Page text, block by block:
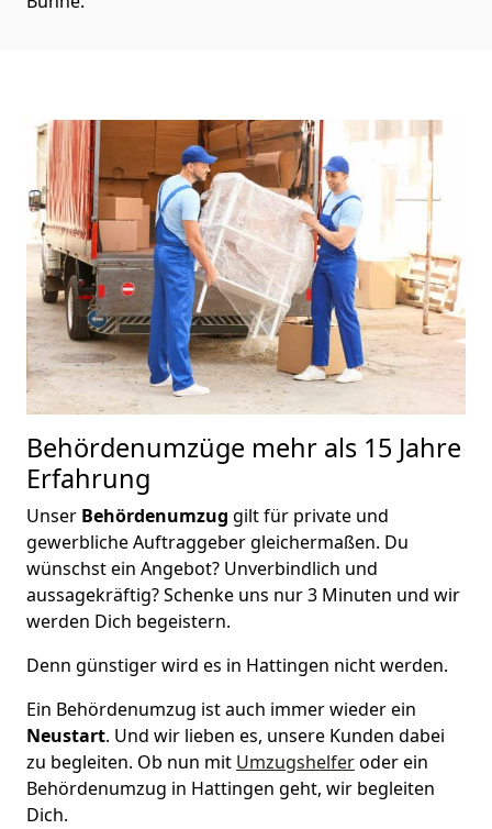
Behördenumzüge mehr als 15 Jahre
Erfahrung
Unser Behördenumzug gilt für private und
gewerbliche Auftraggeber gleichermaßen. Du
wünschst ein Angebot? Unverbindlich und
aussagekräftig? Schenke uns nur 3 Minuten und wir
werden Dich begeistern.
Denn günstiger wird es in Hattingen nicht werden.
Ein Behördenumzug ist auch immer wieder ein
Neustart. Und wir lieben es, unsere Kunden dabei
zu begleiten. Ob nun mit Umzugshelferoder ein
Behördenumzug in Hattingen geht, wir begleiten
Dich.